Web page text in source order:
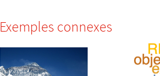
Exemples connexes